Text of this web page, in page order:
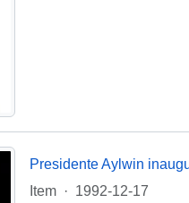
Presidente Aylwin
Item
· 1992-12-17